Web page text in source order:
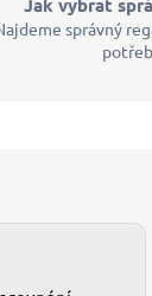
Jak vybrat
správný
potřeb